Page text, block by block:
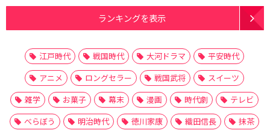
ランキングを表示
江戸時代 戦国時代 大河ドラマ
平安時代
アニメ
ロングセラー 戦国武将
スイーツ
雑学
お菓子 幕末 漫画 時代劇
テレビ
べらぼう
明治時代 徳川家康 織田信長
抹茶